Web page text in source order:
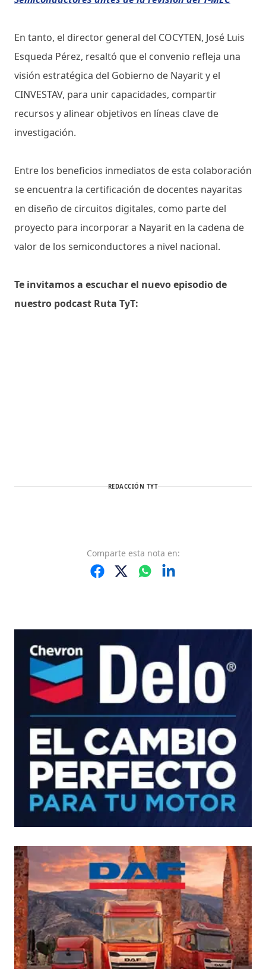
En tanto, el director general del COCYTEN, José Luis
Esqueda Pérez, resaltó que el convenio refleja una
visión estratégica del Gobierno de Nayarit y el
CINVESTAV, para unir capacidades, compartir
recursos y alinear objetivos en líneas clave de
investigación.
Entre los beneficios inmediatos de esta colaboración
se encuentra la certificación de docentes nayaritas
en diseño de circuitos digitales, como parte del
proyecto para incorporar a Nayarit en la cadena de
valor de los semiconductores a nivel nacional.
Te invitamos a escuchar el nuevo episodio de
nuestro podcast Ruta TyT:
REDACCIÓN TYT
Comparte esta nota en: